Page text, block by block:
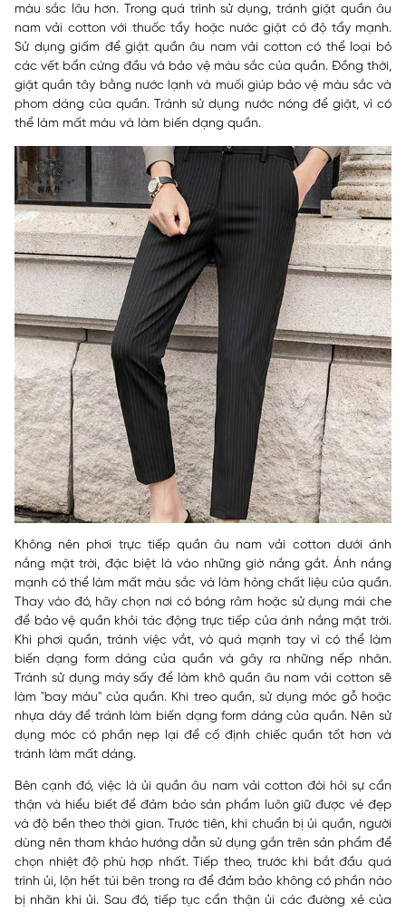
màu sắc lâu hơn. Trong quá trình sử dụng, tránh giặt quần âu
nam vải cotton với thuốc tẩy hoặc nước giặt có độ tẩy mạnh.
Sử dụng giấm để giặt quần âu nam vải cotton có thể loại bỏ
các vết bẩn cứng đầu và bảo vệ màu sắc của quần. Đồng thời,
giặt quần tây bằng nước lạnh và muối giúp bảo vệ màu sắc và
phom dáng của quần. Tránh sử dụng nước nóng để giặt, vì có
thể làm mất màu và làm biến dạng quần.
Không nên phơi trực tiếp quần âu nam vải cotton dưới ánh
nắng mặt trời, đặc biệt là vào những giờ nắng gắt. Ánh nắng
mạnh có thể làm mất màu sắc và làm hỏng chất liệu của quần.
Thay vào đó, hãy chọn nơi có bóng râm hoặc sử dụng mái che
để bảo vệ quần khỏi tác động trực tiếp của ánh nắng mặt trời.
Khi phơi quần, tránh việc vắt, vò quá mạnh tay vì có thể làm
biến dạng form dáng của quần và gây ra những nếp nhăn.
Tránh sử dụng máy sấy để làm khô quần âu nam vải cotton sẽ
làm "bay màu" của quần. Khi treo quần, sử dụng móc gỗ hoặc
nhựa dày để tránh làm biến dạng form dáng của quần. Nên sử
dụng móc có phần nẹp lại để cố định chiếc quần tốt hơn và
tránh làm mất dáng.
Bên cạnh đó, việc là ủi quần âu nam vải cotton đòi hỏi sự cẩn
thận và hiểu biết để đảm bảo sản phẩm luôn giữ được vẻ đẹp
và độ bền theo thời gian. Trước tiên, khi chuẩn bị ủi quần, người
dùng nên tham khảo hướng dẫn sử dụng gắn trên sản phẩm để
chọn nhiệt độ phù hợp nhất. Tiếp theo, trước khi bắt đầu quá
trình ủi, lộn hết túi bên trong ra để đảm bảo không có phần nào
bị nhăn khi ủi. Sau đó, tiếp tục cẩn thận ủi các đường xẻ của